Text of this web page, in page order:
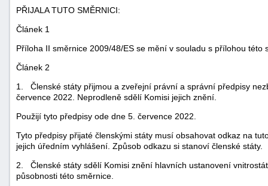
PŘIJALA TUTO SMĚRNICI:
Článek 1
Příloha II směrnice 2009/48/ES se mění v souladu s přílohou této
Článek 2
1. Členské státy přijmou a zveřejní právní a správní předpisy
července 2022. Neprodleně sdělí Komisi jejich znění.
Použijí tyto předpisy ode dne 5. července 2022.
Tyto předpisy přijaté členskými státy musí obsahovat odkaz na
jejich úředním vyhlášení. Způsob odkazu si stanoví členské státy.
2. Členské státy sdělí Komisi znění hlavních ustanovení
působnosti této směrnice.